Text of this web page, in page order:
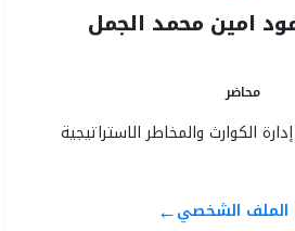
امين محمد الجمل
محاضر
الكوارث والمخاطر الاستراتيجية
الشخصي←